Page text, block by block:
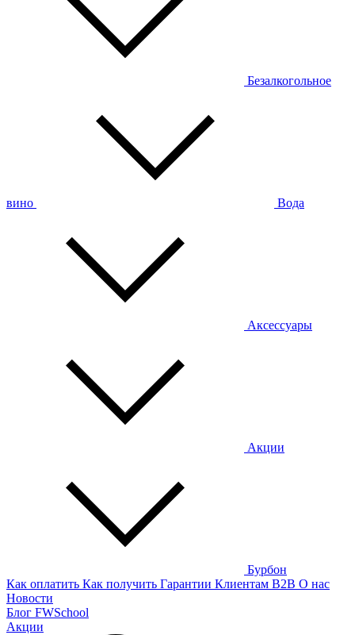
Безалкогольное
вино Вода
Аксессуары
Акции
Бурбон
Как оплатить Как получить Гарантии Клиентам B2B О нас
Новости
Блог FWSchool
Акции